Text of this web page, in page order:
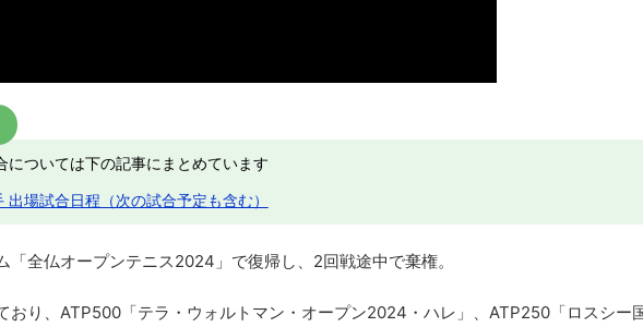
については下の記事にまとめています
出場試合日程（次の試合予定も含む）
「全仏オープンテニス2024」で復帰し、2回戦途中で棄権。
おり、ATP500「テラ・ウォルトマン・オープン2024・ハレ」、ATP250「ロスシー